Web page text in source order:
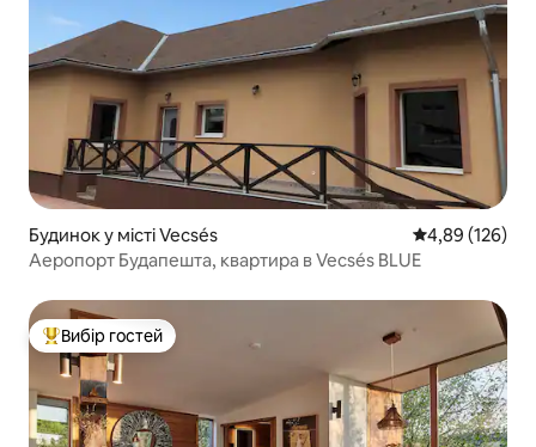
Будинок у місті Vecsés Середня
4,89 (126)
Аеропорт Будапешта, квартира в Vecsés BLUE
Топ вибір гостей
Вибір гостей